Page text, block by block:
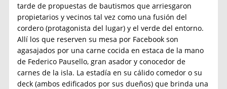
tarde de propuestas de bautismos que arriesgaron
propietarios y vecinos tal vez como una fusión del
cordero (protagonista del lugar) y el verde del entorno.
Allí los que reserven su mesa por Facebook son
agasajados por una carne cocida en estaca de la mano
de Federico Pausello, gran asador y conocedor de
carnes de la isla. La estadía en su cálido comedor o su
deck (ambos edificados por sus dueños) que brinda una